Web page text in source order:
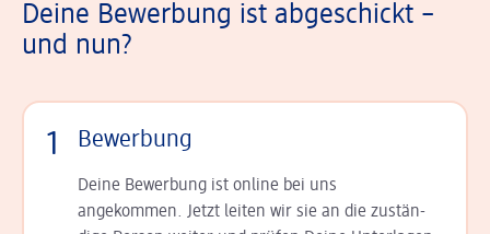
Deine Bewerbung ist abgeschickt –
und nun?
1 Bewerbung
Deine Bewerbung ist online bei uns
angekommen. Jetzt leiten wir sie an die zu­stän­